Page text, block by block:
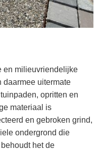
en milieuvriendelijke
daarmee uitermate
opritten en
materiaal is
en gebroken grind,
ondergrond die
het de